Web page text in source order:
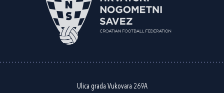
Ulica grada Vukovara 269A